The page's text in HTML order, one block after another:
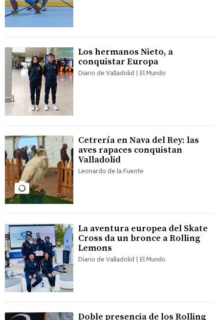
Los hermanos Nieto, a
conquistar Europa
Diario de Valladolid | El Mundo
Cetrería en Nava del Rey: las
aves rapaces conquistan
Valladolid
Leonardo de la Fuente
La aventura europea del Skate
Cross da un bronce a Rolling
Lemons
Diario de Valladolid | El Mundo
Doble presencia de los Rolling